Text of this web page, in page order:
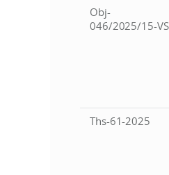
Obj-
046/2025/15-VS
Ths-61-2025